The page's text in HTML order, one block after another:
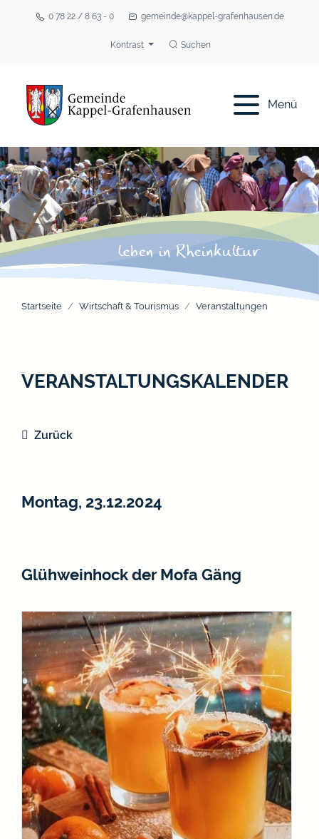
0 78 22 / 8 63 - 0 gemeinde@kappel-grafenhausen.de
Kontrast Suchen
Menü
Startseite Wirtschaft & Tourismus Veranstaltungen
VERANSTALTUNGSKALENDER
Zurück
Montag, 23.12.2024
Glühweinhock der Mofa Gäng